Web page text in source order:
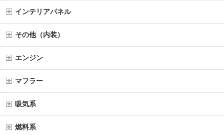
インテリアパネル
その他（内装）
エンジン
マフラー
吸気系
燃料系